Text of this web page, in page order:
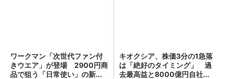
ワークマン「次世代ファン付
きウエア」が登場 2900円商
品で狙う「日常使い」の新...
キオクシア、株価3分の1急落
は「絶好のタイミング」 過
去最高益と8000億円自社...